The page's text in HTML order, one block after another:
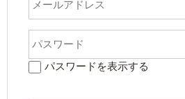
パスワードを表示する